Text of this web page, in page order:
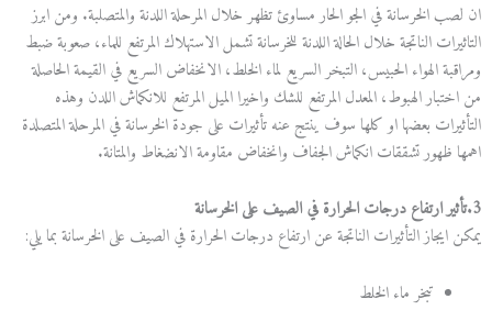
ان لصب الخرسانة في الجو الحار مساوئ تظهر خلال المرحلة اللدنة والمتصلبة. ومن ابرز
التاثيرات الناتجة خلال الحالة اللدنة للخرسانة تشمل الاستهلاك المرتفع للماء، صعوبة ضبط
ومراقبة الهواء الحبيس، التبخر السريع لماء الخلط، الانخفاض السريع في القيمة الحاصلة
من اختبار الهبوط، المعدل المرتفع للشك واخيرا الميل المرتفع للانكماش اللدن وهذه
التأثيرات بعضها او كلها سوف ينتج عنه تأثيرات على جودة الخرسانة في المرحلة المتصلدة
اهمها ظهور تشققات انكماش الجفاف وانخفاض مقاومة الانضغاط والمتانة.
3.تأثير ارتفاع درجات الحرارة في الصيف على الخرسانة
يمكن ايجاز التأثيرات الناتجة عن ارتفاع درجات الحرارة في الصيف على الخرسانة بما يلي:
تبخر ماء الخلط